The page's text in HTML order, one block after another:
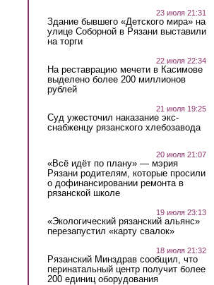
23 июля 21:31
Здание бывшего «Детского мира» на
улице Соборной в Рязани выставили
на торги
22 июля 22:34
На реставрацию мечети в Касимове
выделено более 200 миллионов
рублей
21 июля 19:25
Суд ужесточил наказание экс-
снабженцу рязанского хлебозавода
20 июля 21:07
«Всё идёт по плану» — мэрия
Рязани родителям, которые просили
о дофинансировании ремонта в
рязанской школе
19 июля 23:13
«Экологический рязанский альянс»
перезапустил «карту свалок»
18 июля 21:32
Рязанский Минздрав сообщил, что
перинатальный центр получит более
200 единиц оборудования